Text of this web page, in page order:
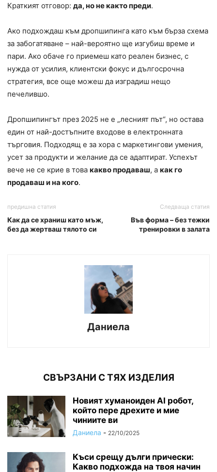
Краткият отговор: да, но не както преди.
Ако подхождаш към дропшипинга като към бърза схема
за забогатяване – най-вероятно ще изгубиш време и
пари. Ако обаче го приемеш като реален бизнес, с
нужда от усилия, клиентски фокус и дългосрочна
стратегия, все още можеш да изградиш нещо
печелившо.
Дропшипингът през 2025 не е „лесният път“, но остава
един от най-достъпните входове в електронната
търговия. Подходящ е за хора с маркетингови умения,
усет за продукти и желание да се адаптират. Успехът
вече не се крие в това какво продаваш, а как го
продаваш и на кого.
предишна статия
Как да се храниш като мъж,
без да жертваш тялото си
Следваща статия
Във форма – без тежки
тренировки в залата
Даниела
СВЪРЗАНИ С ТЯХ ИЗДЕЛИЯ
Новият хуманоиден AI робот,
който пере дрехите и мие
чиниите ви
Даниела - 22/10/2025
Къси срещу дълги прически:
Какво подхожда на твоя начин